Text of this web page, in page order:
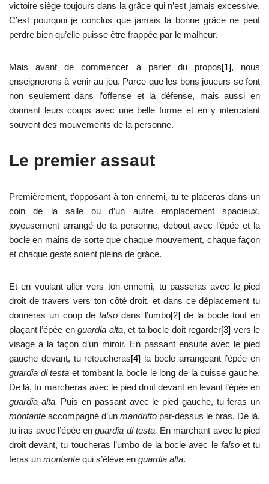
victoire siège toujours dans la grâce qui n’est jamais excessive.
C’est pourquoi je conclus que jamais la bonne grâce ne peut
perdre bien qu’elle puisse être frappée par le malheur.
Mais avant de commencer à parler du propos[1], nous
enseignerons à venir au jeu. Parce que les bons joueurs se font
non seulement dans l’offense et la défense, mais aussi en
donnant leurs coups avec une belle forme et en y intercalant
souvent des mouvements de la personne.
Le premier assaut
Premièrement, t’opposant à ton ennemi, tu te placeras dans un
coin de la salle ou d’un autre emplacement spacieux,
joyeusement arrangé de ta personne, debout avec l’épée et la
bocle en mains de sorte que chaque mouvement, chaque façon
et chaque geste soient pleins de grâce.
Et en voulant aller vers ton ennemi, tu passeras avec le pied
droit de travers vers ton côté droit, et dans ce déplacement tu
donneras un coup defalso dans l’umbo[2]de la bocle tout en
plaçant l’épée enguardia alta, et ta bocle doit regarder[3] vers le
visage à la façon d’un miroir. En passant ensuite avec le pied
gauche devant, tu retoucheras[4] la bocle arrangeant l’épée en
guardia di testa et tombant la bocle le long de la cuisse gauche.
De là, tu marcheras avec le pied droit devant en levant l’épée en
guardia alta. Puis en passant avec le pied gauche, tu feras un
montante accompagné d’un mandritto par-dessus le bras. De là,
tu iras avec l’épée enguardia di testa. En marchant avec le pied
droit devant, tu toucheras l’umbo de la bocle avec le falsoet tu
feras un montante qui s’élève en guardia alta.